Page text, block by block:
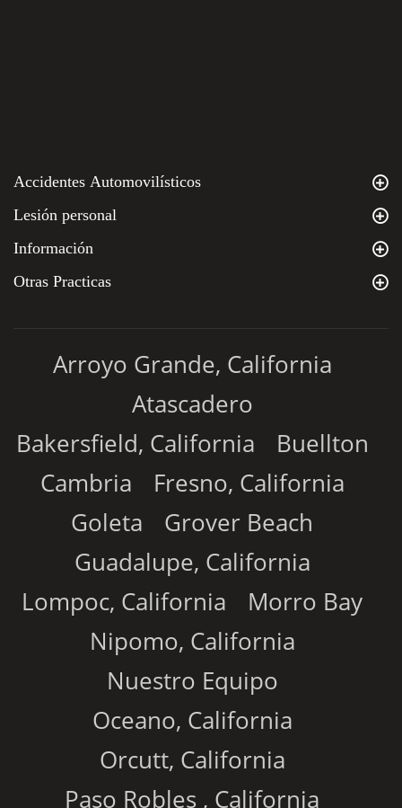
Accidentes Automovilísticos
Lesión personal
Información
Otras Practicas
Arroyo Grande, California
Atascadero
Bakersfield, California
Buellton
Cambria
Fresno, California
Goleta
Grover Beach
Guadalupe, California
Lompoc, California
Morro Bay
Nipomo, California
Nuestro Equipo
Oceano, California
Orcutt, California
Paso Robles , California